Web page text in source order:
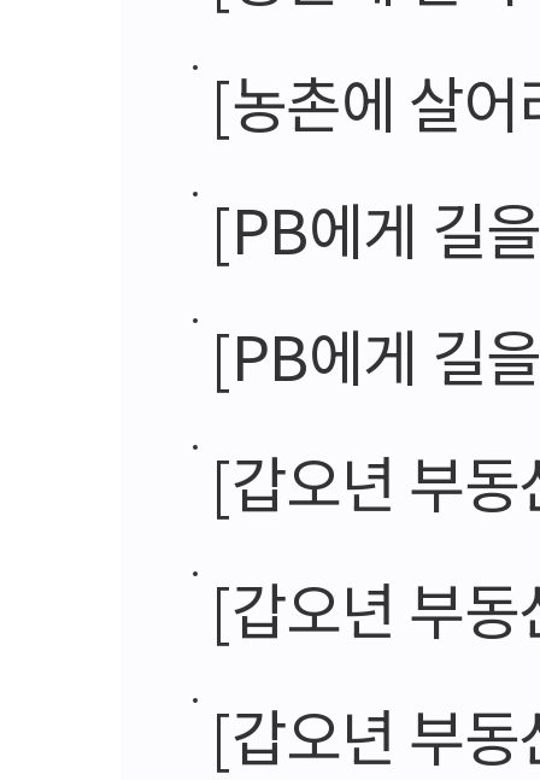
[농촌에 살어
[PB에게 길을 묻다] 계
[PB에게 길을 묻
[갑오년 부동산
[갑오년 부동
[갑오년 부동